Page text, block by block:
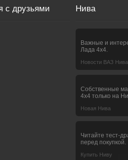
с друзьями Нива
Важные и
Лада 4х4.
Новости ВАЗ Нива
Собственные
4x4 только на
Новая Нива
Читайте тест-
перед покупкой.
Купить Ниву